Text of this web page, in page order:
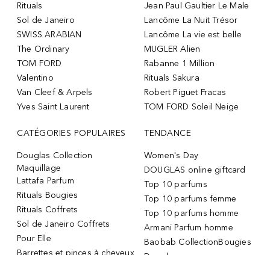
Rituals
Sol de Janeiro
SWISS ARABIAN
The Ordinary
TOM FORD
Valentino
Van Cleef & Arpels
Yves Saint Laurent
Jean Paul Gaultier Le Male
Lancôme La Nuit Trésor
Lancôme La vie est belle
MUGLER Alien
Rabanne 1 Million
Rituals Sakura
Robert Piguet Fracas
TOM FORD Soleil Neige
CATÉGORIES POPULAIRES
Douglas Collection
Maquillage
Lattafa Parfum
Rituals Bougies
Rituals Coffrets
Sol de Janeiro Coffrets
Pour Elle
Barrettes et pinces à cheveux
TENDANCE
Women's Day
DOUGLAS online giftcard
Top 10 parfums
Top 10 parfums femme
Top 10 parfums homme
Armani Parfum homme
Baobab CollectionBougies